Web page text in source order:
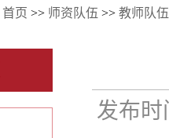
首页 >> 师资队伍 >> 教师队伍
发布